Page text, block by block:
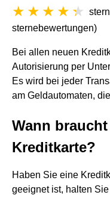
sternebewertungen)
Bei allen neuen
Autorisierung per
Es wird bei jeder
am Geldautomaten,
Wann
Kreditkarte?
Haben Sie eine
geeignet ist, halten